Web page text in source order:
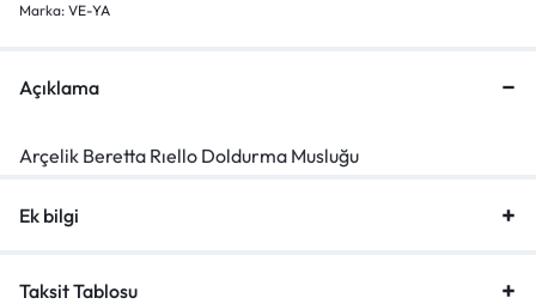
Marka: VE-YA
Açıklama
Arçelik Beretta Rıello Doldurma Musluğu
Ek bilgi
Taksit Tablosu